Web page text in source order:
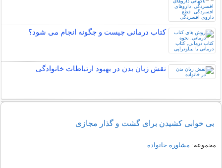
کتاب درمانی چیست و چگونه انجام می شود؟
نقش زبان بدن در بهبود ارتباطات خانوادگی
بی خوابی کشیدن برای گشت و گذار مجازی
مجموعه: مشاوره خانواده